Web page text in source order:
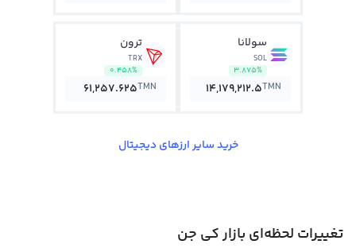
سولانا
SOL
3.875%
14,179,212.5TMN
ترون
TRX
0.458%
61,257.625TMN
خرید سایر ارزهای دیجیتال
تغییرات لحظه‌ای بازار کي جن